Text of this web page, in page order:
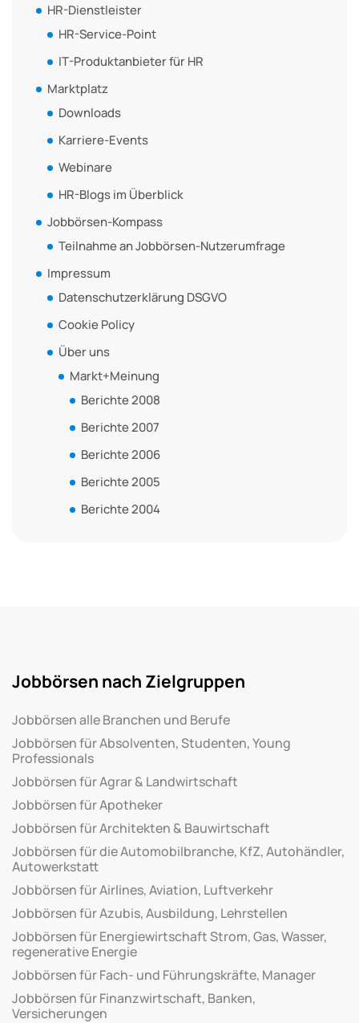
HR-Dienstleister
HR-Service-Point
IT-Produktanbieter für HR
Marktplatz
Downloads
Karriere-Events
Webinare
HR-Blogs im Überblick
Jobbörsen-Kompass
Teilnahme an Jobbörsen-Nutzerumfrage
Impressum
Datenschutzerklärung DSGVO
Cookie Policy
Über uns
Markt+Meinung
Berichte 2008
Berichte 2007
Berichte 2006
Berichte 2005
Berichte 2004
Jobbörsen nach Zielgruppen
Jobbörsen alle Branchen und Berufe
Jobbörsen für Absolventen, Studenten, Young
Professionals
Jobbörsen für Agrar & Landwirtschaft
Jobbörsen für Apotheker
Jobbörsen für Architekten & Bauwirtschaft
Jobbörsen für die Automobilbranche, KfZ, Autohändler,
Autowerkstatt
Jobbörsen für Airlines, Aviation, Luftverkehr
Jobbörsen für Azubis, Ausbildung, Lehrstellen
Jobbörsen für Energiewirtschaft Strom, Gas, Wasser,
regenerative Energie
Jobbörsen für Fach- und Führungskräfte, Manager
Jobbörsen für Finanzwirtschaft, Banken,
Versicherungen